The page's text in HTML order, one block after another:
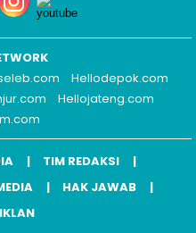
Hellodepok.com
Hellojateng.com
TIM REDAKSI
HAK JAWAB